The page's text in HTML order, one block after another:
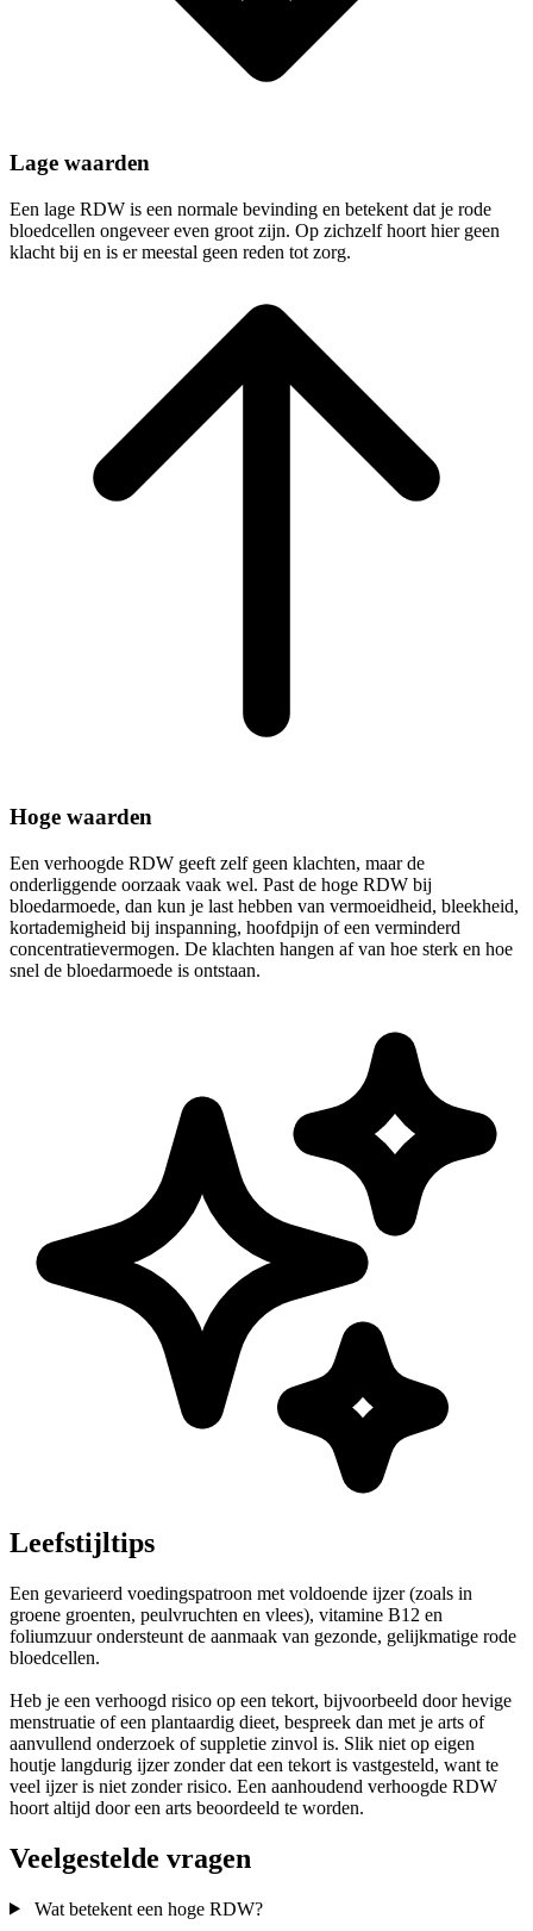
Lage waarden
Een lage RDW is een normale bevinding en betekent dat je rode
bloedcellen ongeveer even groot zijn. Op zichzelf hoort hier geen
klacht bij en is er meestal geen reden tot zorg.
Hoge waarden
Een verhoogde RDW geeft zelf geen klachten, maar de
onderliggende oorzaak vaak wel. Past de hoge RDW bij
bloedarmoede, dan kun je last hebben van vermoeidheid, bleekheid,
kortademigheid bij inspanning, hoofdpijn of een verminderd
concentratievermogen. De klachten hangen af van hoe sterk en hoe
snel de bloedarmoede is ontstaan.
Leefstijltips
Een gevarieerd voedingspatroon met voldoende ijzer (zoals in
groene groenten, peulvruchten en vlees), vitamine B12 en
foliumzuur ondersteunt de aanmaak van gezonde, gelijkmatige rode
bloedcellen.
Heb je een verhoogd risico op een tekort, bijvoorbeeld door hevige
menstruatie of een plantaardig dieet, bespreek dan met je arts of
aanvullend onderzoek of suppletie zinvol is. Slik niet op eigen
houtje langdurig ijzer zonder dat een tekort is vastgesteld, want te
veel ijzer is niet zonder risico. Een aanhoudend verhoogde RDW
hoort altijd door een arts beoordeeld te worden.
Veelgestelde vragen
Wat betekent een hoge RDW?